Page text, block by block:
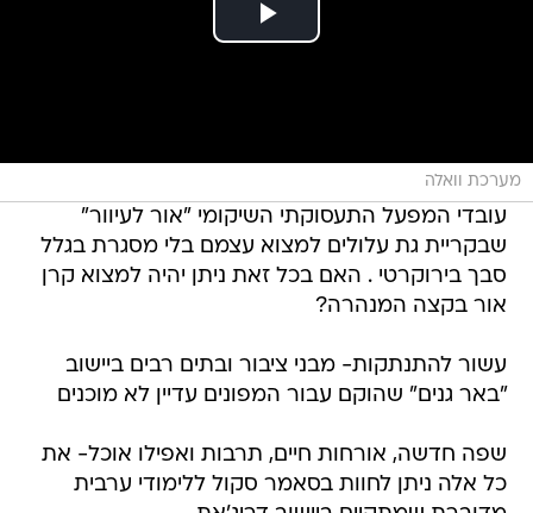
מערכת וואלה
עובדי המפעל התעסוקתי השיקומי "אור לעיוור"
שבקריית גת עלולים למצוא עצמם בלי מסגרת בגלל
סבך בירוקרטי . האם בכל זאת ניתן יהיה למצוא קרן
אור בקצה המנהרה?
עשור להתנתקות- מבני ציבור ובתים רבים ביישוב
"באר גנים" שהוקם עבור המפונים עדיין לא מוכנים
שפה חדשה, אורחות חיים, תרבות ואפילו אוכל- את
כל אלה ניתן לחוות בסאמר סקול ללימודי ערבית